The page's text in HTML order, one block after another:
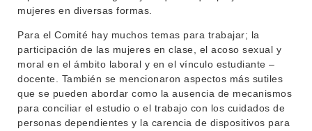
mujeres en diversas formas.
Para el Comité hay muchos temas para trabajar; la
participación de las mujeres en clase, el acoso sexual y
moral en el ámbito laboral y en el vínculo estudiante –
docente. También se mencionaron aspectos más sutiles
que se pueden abordar como la ausencia de mecanismos
para conciliar el estudio o el trabajo con los cuidados de
personas dependientes y la carencia de dispositivos para